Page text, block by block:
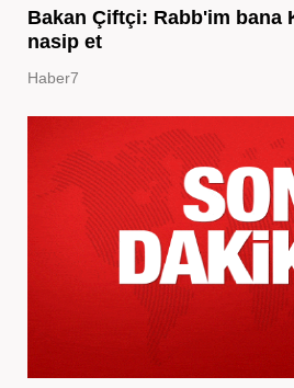
Bakan Çiftçi: Rabb'im bana
nasip et
Haber7